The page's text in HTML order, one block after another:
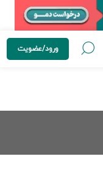
ورود/عضویت